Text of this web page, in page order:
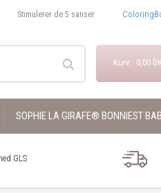
Stimulerer de 5 sanser
Kurv: 0,00
SOPHIE LA GIRAFE® BONNIEST
GLS